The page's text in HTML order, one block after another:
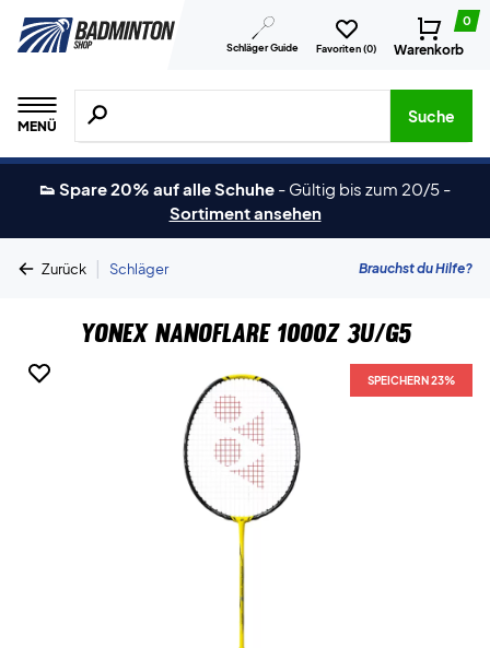
Schläger Guide Favoriten (0)
0
Warenkorb
MENÜ
Suche nach Produkten, Marken usw.
Suche
👟 Spare 20% auf alle Schuhe - Gültig bis zum 20/5 -
Sortiment ansehen
Zurück | Schläger Brauchst du Hilfe?
Yonex Nanoflare 1000Z 3U/G5
SPEICHERN 23%